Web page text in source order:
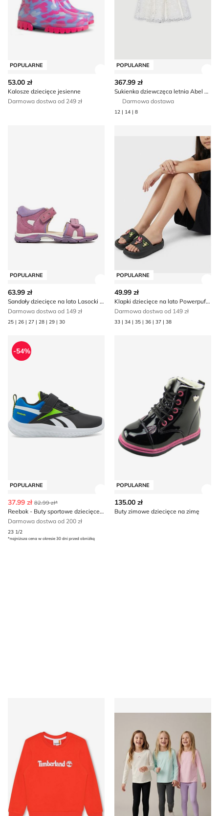
POPULARNE
53.00 zł
Kalosze dziecięce jesienne
Darmowa dostwa od 249 zł
POPULARNE
367.99 zł
Sukienka dziewczęca letnia Abel & Lula
Darmowa dostawa
12 | 14 | 8
POPULARNE
63.99 zł
Sandały dziecięce na lato Lasocki Kids
Darmowa dostwa od 149 zł
25 | 26 | 27 | 28 | 29 | 30
POPULARNE
49.99 zł
Klapki dziecięce na lato Powerpuff Girls
Darmowa dostwa od 149 zł
33 | 34 | 35 | 36 | 37 | 38
Reebok - Buty sportowe dziecięce na wiosnę
POPULARNE
-54%
37.99 zł 82.99 zł*
Reebok - Buty sportowe dziecięce na wiosnę
Darmowa dostwa od 200 zł
23 1/2
*najniższa cena w okresie 30 dni przed obniżką
POPULARNE
135.00 zł
Buty zimowe dziecięce na zimę